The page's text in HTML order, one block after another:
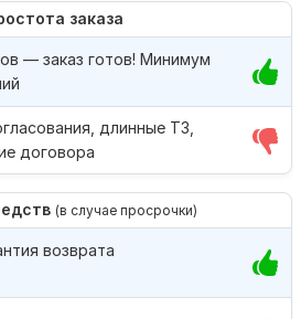
заказа
длинные ТЗ,
договора
— заказ готов! Минимум
(в случае просрочки)
возврата